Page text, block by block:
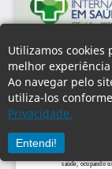
Utilizamos
melhor
Ao navegar pelo
utiliza-los
Privacidade.
Entendi!